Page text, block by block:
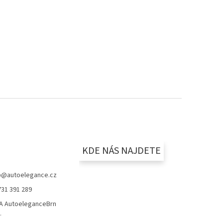
@autoelegance.cz
391 289
AutoeleganceBrn
KDE NÁS NAJDETE